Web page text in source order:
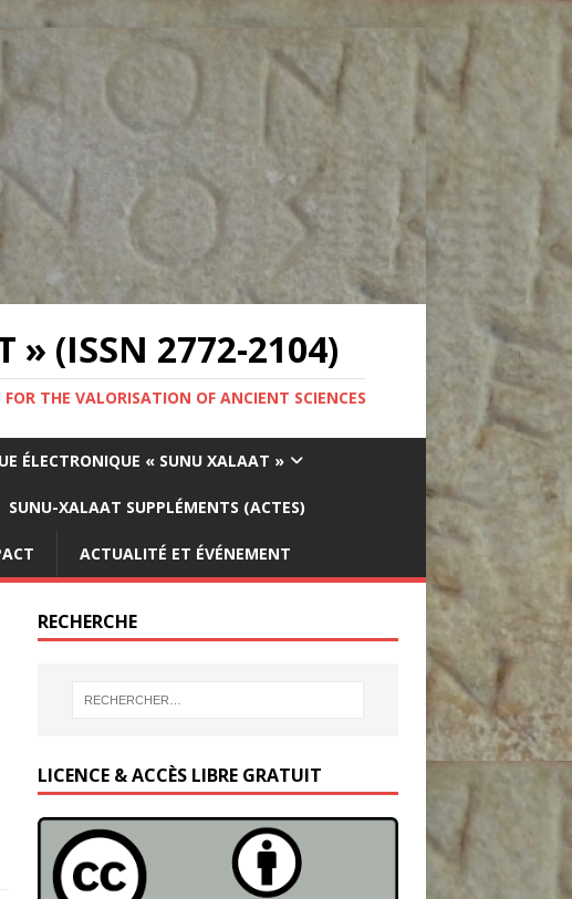
» (ISSN 2772-2104)
THE VALORISATION OF ANCIENT SCIENCES
ÉLECTRONIQUE « SUNU XALAAT »
SUNU-XALAAT SUPPLÉMENTS (ACTES)
ACTUALITÉ ET ÉVÉNEMENT
RECHERCHE
LICENCE & ACCÈS LIBRE GRATUIT